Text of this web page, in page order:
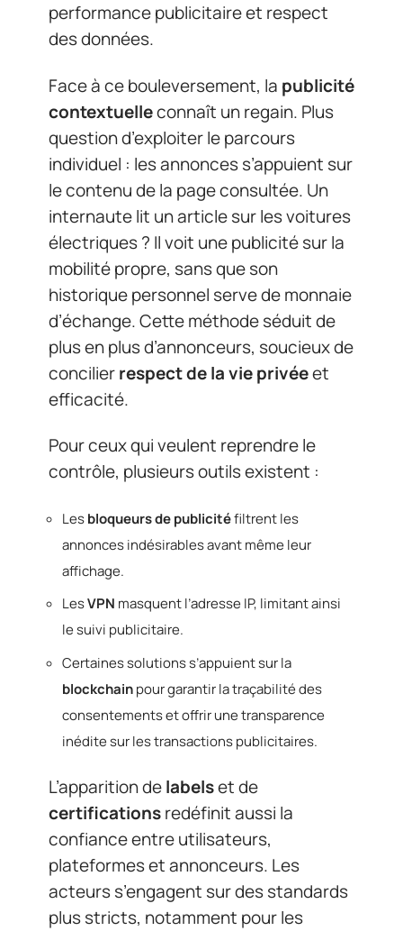
performance publicitaire et respect
des données.
Face à ce bouleversement, la publicité
contextuelleconnaît un regain. Plus
question d’exploiter le parcours
individuel : les annonces s’appuient sur
le contenu de la page consultée. Un
internaute lit un article sur les voitures
électriques ? Il voit une publicité sur la
mobilité propre, sans que son
historique personnel serve de monnaie
d’échange. Cette méthode séduit de
plus en plus d’annonceurs, soucieux de
concilierrespect de la vie privéeet
efficacité.
Pour ceux qui veulent reprendre le
contrôle, plusieurs outils existent :
Lesbloqueurs de publicitéfiltrent les
annonces indésirables avant même leur
affichage.
LesVPN masquent l’adresse IP, limitant ainsi
le suivi publicitaire.
Certaines solutions s’appuient sur la
blockchainpour garantir la traçabilité des
consentements et offrir une transparence
inédite sur les transactions publicitaires.
L’apparition delabelset de
certificationsredéfinit aussi la
confiance entre utilisateurs,
plateformes et annonceurs. Les
acteurs s’engagent sur des standards
plus stricts, notamment pour les